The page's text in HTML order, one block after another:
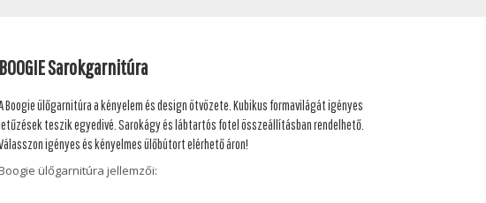
BOOGIE Sarokgarnitúra
Boogie ülőgarnitúra a kényelem és design ötvözete. Kubikus formavilágát igényes
teszik egyedivé. Sarokágy és lábtartós fotel összeállításban rendelhető.
igényes és kényelmes ülőbútort elérhető áron!
ülőgarnitúra jellemzői: